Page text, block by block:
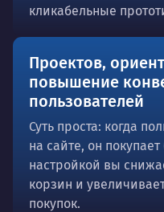
кликабельные
Проектов,
повышение
пользователей
Суть проста: когда
на сайте, он
настройкой вы
корзин и
покупок.